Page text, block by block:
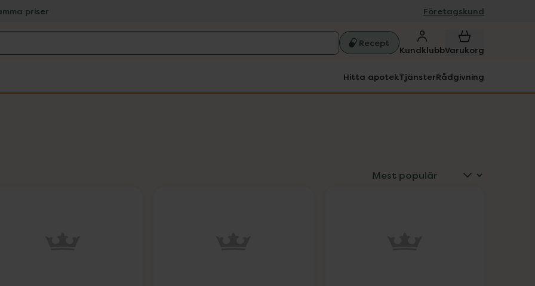
priser Företagskund
Recept
KundklubbVarukorg
Hitta apotekTjänsterRådgivning